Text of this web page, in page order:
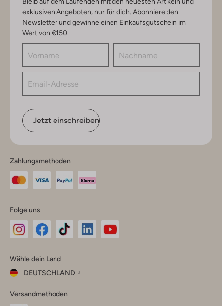
exklusiven Angeboten, nur für dich. Abonniere den
Newsletter und gewinne einen Einkaufsgutschein im
Wert von €150.
Jetzt einschreiben
Zahlungsmethoden
Folge uns
Instagram
Facebook
TikTok
Wähle dein Land
DEUTSCHLAND
dein
Versandmethoden